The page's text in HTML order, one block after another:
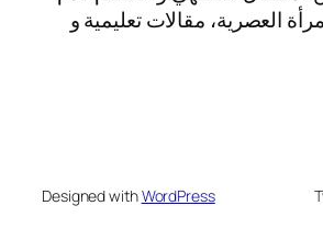
العصرية، مقالات تعليمية و
Designed withWordPress